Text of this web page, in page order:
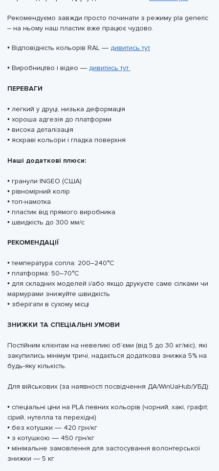
Рекомендуємо завжди просто починати з режиму pla generic
– на ньому наш пластик вже працює чудово.
• Відповідність кольорів RAL — дивитись тут
• Виробництво і відео — дивитись тут
ПЕРЕВАГИ
• легкий у друці, низька деформація
• хороша адгезія до платформи
• висока деталізація
• яскраві кольори і гладка поверхня
Наші додаткові плюси:
• гранули INGEO (США)
• рівномірний колір
• топ-намотка
• пластик від прямого виробника
• швидкість до 300 мм/с
РЕКОМЕНДАЦІЇ
• температура сопла: 200–240°C
• платформа: 50–70°C
• для складних моделей і/або якщо друкуєте саме сілками чи
мармурами знижуйте швидкість
• зберігати в сухому місці
ЗНИЖКИ ТА СПЕЦІАЛЬНІ УМОВИ
Постійним клієнтам на невеликі обʼєми (від 5 до 30 кг/міс), які
закупились мінімум тричі, надається додаткова знижка 5% на
будь-яку кількість.
Для військових (за наявності посвідчення ДА/WinUaHub/УБД):
• спеціальні ціни на PLA певних кольорів (чорний, хакі, графіт,
сірий, нутелла та перехідні)
• без котушки — 420 грн/кг
• з котушкою — 450 грн/кг
• мінімальне замовлення для застосування волонтерської
знижки — 5 кг